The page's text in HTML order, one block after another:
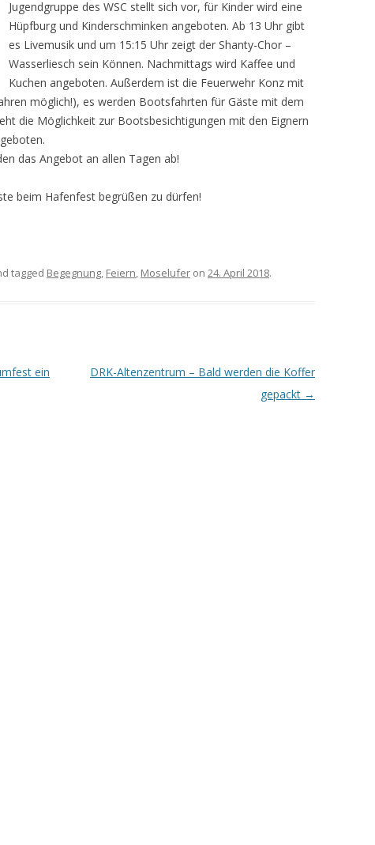
Jugendgruppe des WSC stellt sich vor, für Kinder wird eine
Hüpfburg und Kinderschminken angeboten. Ab 13 Uhr gibt
es Livemusik und um 15:15 Uhr zeigt der Shanty-Chor –
Wasserliesch sein Können. Nachmittags wird Kaffee und
Kuchen angeboten. Außerdem ist die Feuerwehr Konz mit
möglich!), es werden Bootsfahrten für Gäste mit dem
die Möglichkeit zur Bootsbesichtigungen mit den Eignern
das Angebot an allen Tagen ab!
beim Hafenfest begrüßen zu dürfen!
tagged Begegnung, Feiern, Moselufer on 24. April 2018.
ein
DRK-Altenzentrum – Bald werden die Koffer
gepackt →